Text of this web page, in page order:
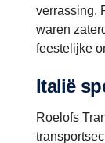
verrassing.
waren
feestelijke
Italië
Roelofs